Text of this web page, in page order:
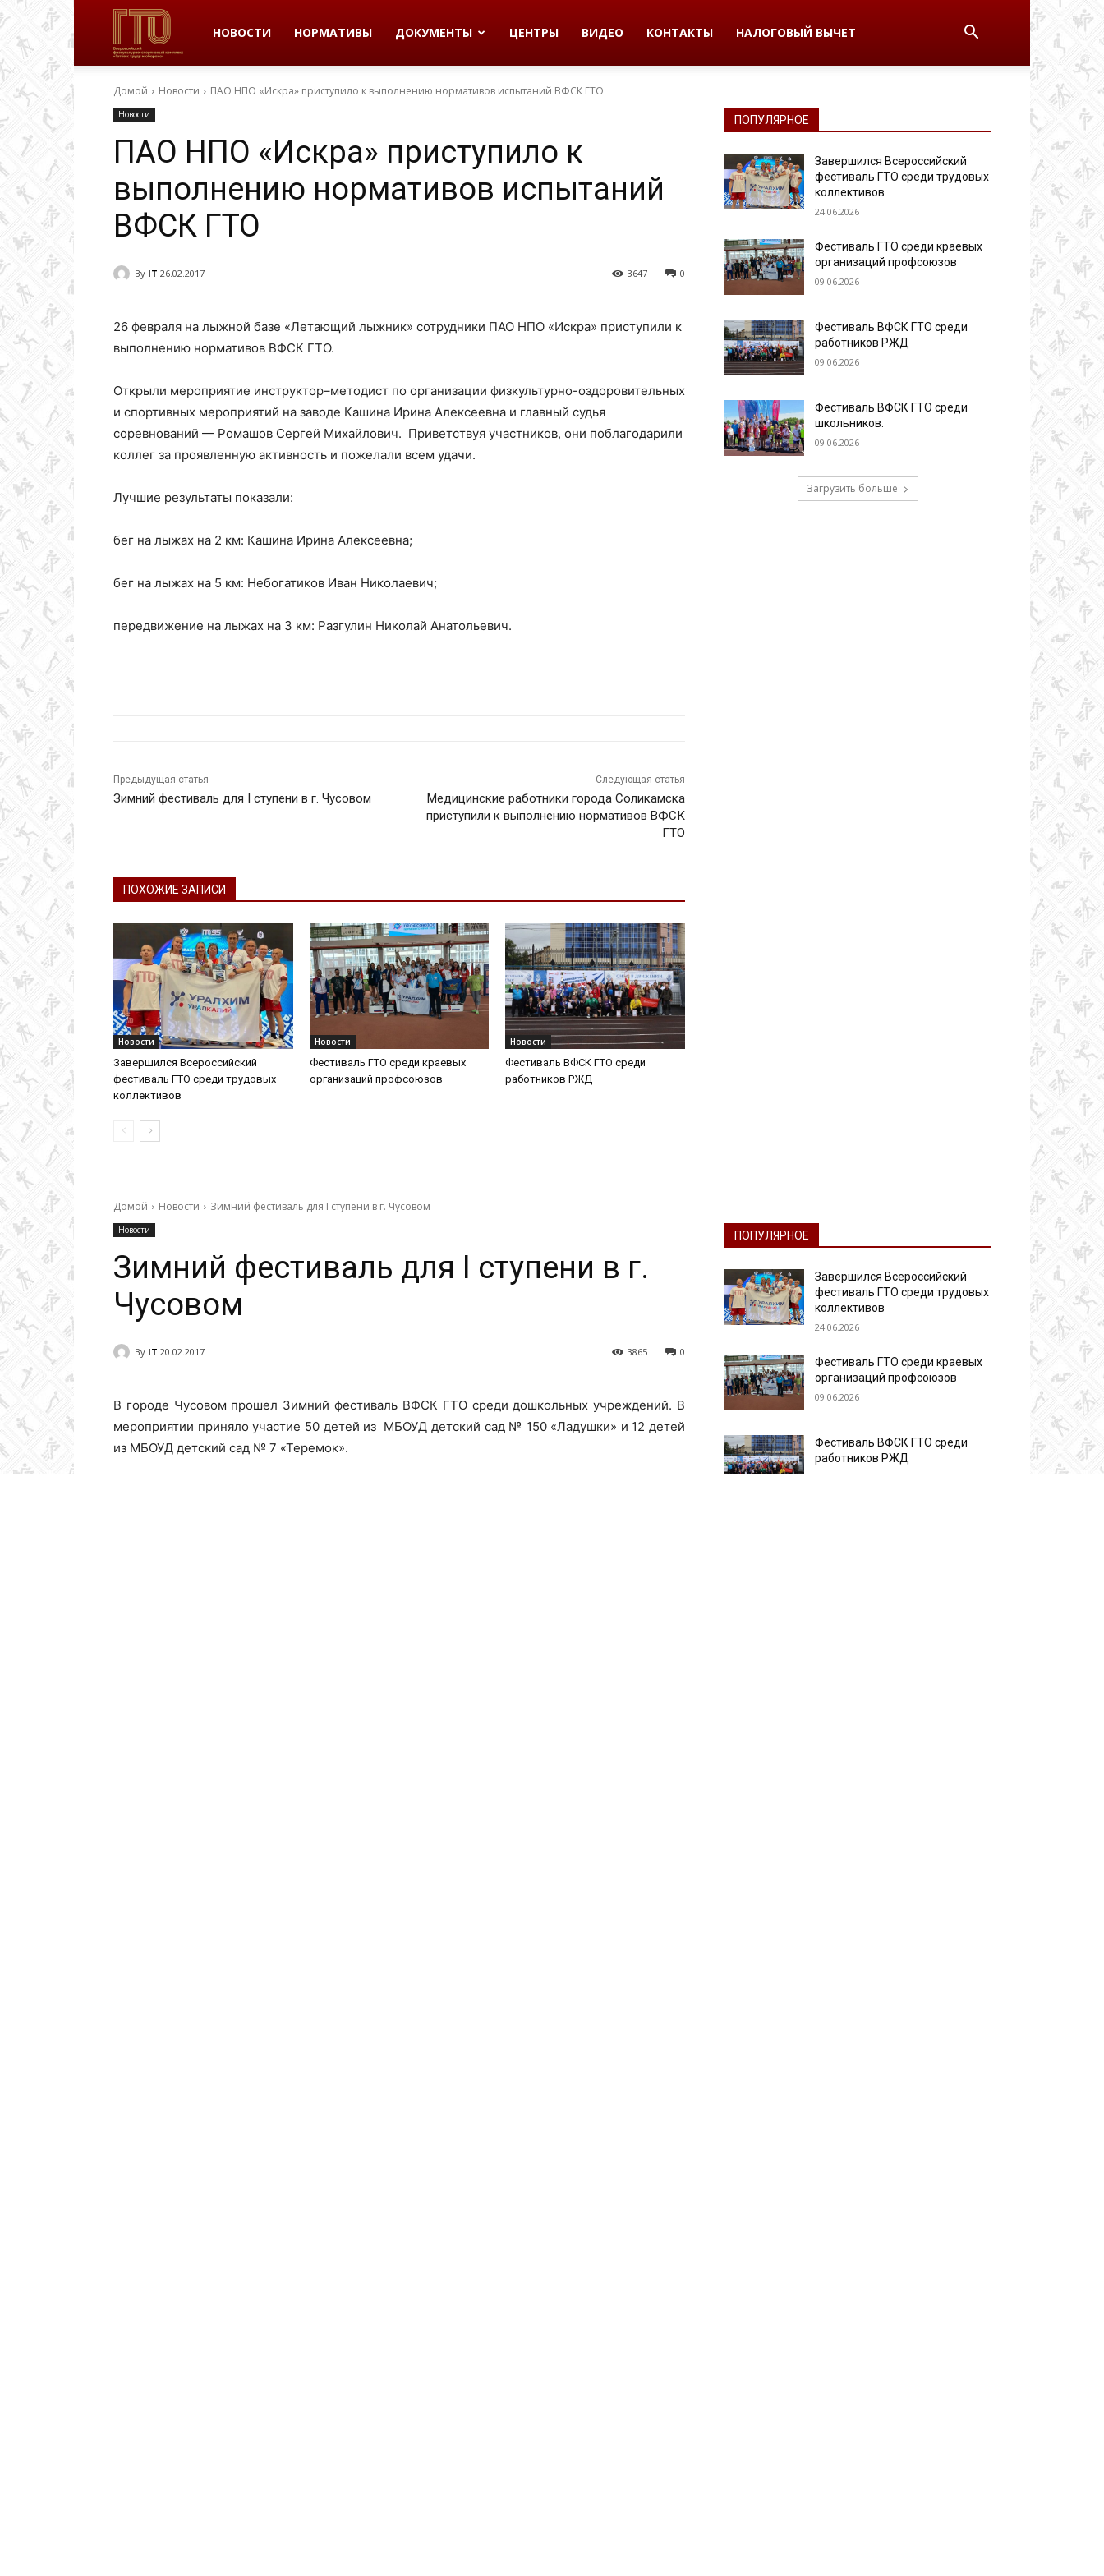
ВФСК
ГТО
в
Пермском
Колледж
олимпийского
Пермского
НОВОСТИ НОРМАТИВЫ ДОКУМЕНТЫ ЦЕНТРЫ ВИДЕО КОНТАКТЫ НАЛОГОВЫЙ ВЫЧЕТ
Домой Новости ПАО НПО «Искра» приступило к выполнению нормативов испытаний ВФСК ГТО
Новости
ПАО НПО «Искра» приступило к
выполнению нормативов испытаний
ВФСК ГТО
By IT 26.02.2017 0
3647
26 февраля на лыжной базе «Летающий лыжник» сотрудники ПАО НПО «Искра» приступили к
выполнению нормативов ВФСК ГТО.
Открыли мероприятие инструктор–методист по организации физкультурно-оздоровительных
и спортивных мероприятий на заводе Кашина Ирина Алексеевна и главный судья
соревнований — Ромашов Сергей Михайлович. Приветствуя участников, они поблагодарили
коллег за проявленную активность и пожелали всем удачи.
Лучшие результаты показали:
бег на лыжах на 2 км: Кашина Ирина Алексеевна;
бег на лыжах на 5 км: Небогатиков Иван Николаевич;
передвижение на лыжах на 3 км: Разгулин Николай Анатольевич.
Предыдущая статья
Зимний фестиваль для I ступени в г. Чусовом
Следующая статья
Медицинские работники города Соликамска
приступили к выполнению нормативов ВФСК
ГТО
ПОХОЖИЕ ЗАПИСИ
Новости
Завершился Всероссийский
фестиваль ГТО среди трудовых
коллективов
Новости
Фестиваль ГТО среди краевых
организаций профсоюзов
Новости
Фестиваль ВФСК ГТО среди
работников РЖД
ПОПУЛЯРНОЕ
Завершился Всероссийский
фестиваль ГТО среди трудовых
коллективов
24.06.2026
Фестиваль ГТО среди краевых
организаций профсоюзов
09.06.2026
Фестиваль ВФСК ГТО среди
работников РЖД
09.06.2026
Фестиваль ВФСК ГТО среди
школьников.
09.06.2026
Загрузить больше